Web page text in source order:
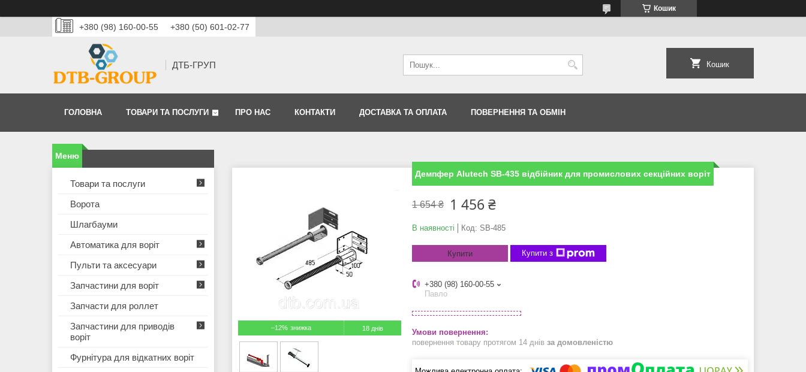
Кошик
+380 (98) 160-00-55 +380 (50) 601-02-77
ДТБ-ГРУП Кошик
ГОЛОВНА ТОВАРИ ТА ПОСЛУГИ ПРО НАС КОНТАКТИ ДОСТАВКА ТА ОПЛАТА ПОВЕРНЕННЯ ТА ОБМІН
–12% 18 днів
Демпфер Alutech SB-435 відбійник для промислових секційних воріт
1 654 ₴ 1 456 ₴
В наявності Код: SB-485
Купити Купити з
+380 (98) 160-00-55
Павло
повернення товару протягом 14 днів за домовленістю
Товари та послуги
Ворота
Шлагбауми
Автоматика для воріт
Пульти та аксесуари
Запчастини для воріт
Запчасти для роллет
Запчастини для приводів
воріт
Фурнітура для відкатних воріт